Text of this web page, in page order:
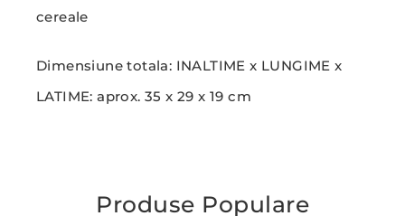
cereale
Dimensiune totala: INALTIME x LUNGIME x
LATIME: aprox. 35 x 29 x 19 cm
Produse Populare